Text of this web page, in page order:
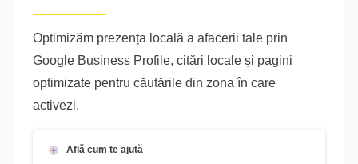
Optimizăm prezența locală a afacerii tale prin
Google Business Profile, citări locale și pagini
optimizate pentru căutările din zona în care
activezi.
Află cum te ajută